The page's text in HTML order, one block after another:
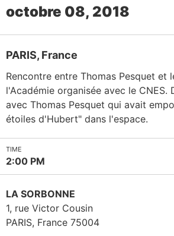
octobre 08, 2018
PARIS, France
Rencontre entre Thomas Pesquet et
l'Académie organisée avec le CNES.
avec Thomas Pesquet qui avait
étoiles d'Hubert" dans l'espace.
TIME
2:00 PM
LA SORBONNE
1, rue Victor Cousin
PARIS, France 75004